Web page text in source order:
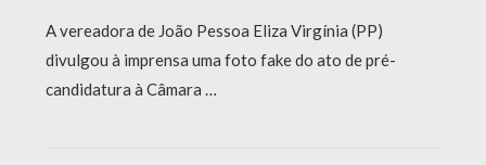
A vereadora de João Pessoa Eliza Virgínia (PP)
divulgou à imprensa uma foto fake do ato de pré-
candidatura à Câmara …